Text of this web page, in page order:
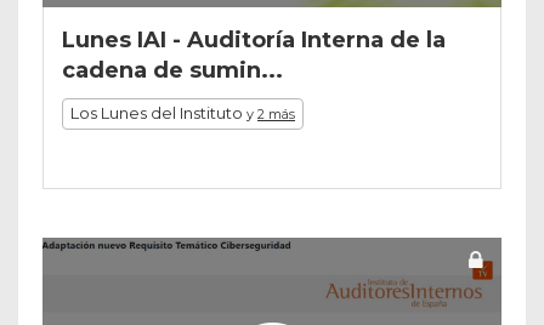
Lunes IAI - Auditoría Interna de la
cadena de sumin...
Los Lunes del Instituto y 2 más